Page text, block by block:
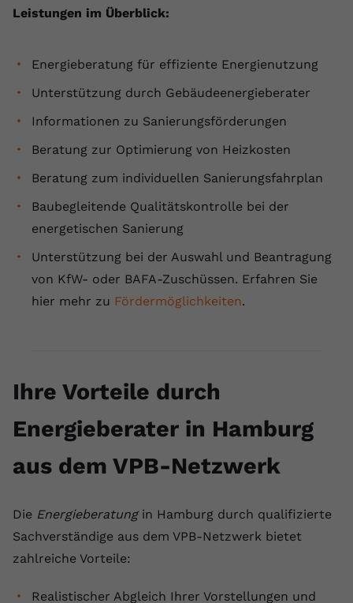
Leistungen im Überblick:
Energieberatung für effiziente Energienutzung
Unterstützung durch Gebäudeenergieberater
Informationen zu Sanierungsförderungen
Beratung zur Optimierung von Heizkosten
Beratung zum individuellen Sanierungsfahrplan
Baubegleitende Qualitätskontrolle bei der
energetischen Sanierung
Unterstützung bei der Auswahl und Beantragung
von KfW- oder BAFA-Zuschüssen. Erfahren Sie
hier mehr zu Fördermöglichkeiten.
Ihre Vorteile durch
Energieberater in Hamburg
aus dem VPB-Netzwerk
Die Energieberatungin Hamburg durch qualifizierte
Sachverständige aus dem VPB-Netzwerk bietet
zahlreiche Vorteile:
Realistischer Abgleich Ihrer Vorstellungen und
youtube.com
Dieser von YouTube gesetzte Cookie
registriert eine eindeutige ID, um
Videos von YouTube der Nutzer
gesehen hat.
Anbieter Youtube.com
Laufzeit Session
Dieser von YouTube gesetzte Cookie
registriert eine eindeutige ID, um
Zweck
YouTube setzt diesen Cookie, um die
Videopräferenzen des Nutzers zu
speichern, der eingebettete YouTube-